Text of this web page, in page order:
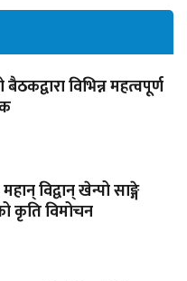
विभिन्न महत्वपूर्ण
विद्वान् खेन्पो साङ्गे
कृति विमोचन